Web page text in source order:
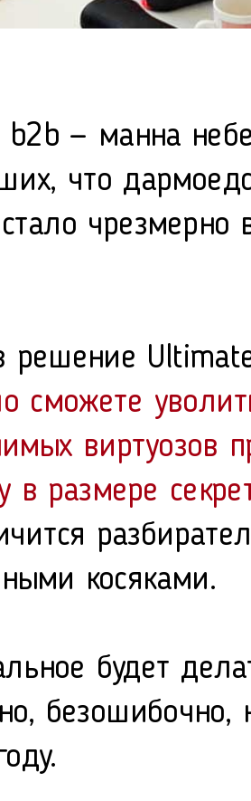
— манна
что
решение
сможете
виртуозов
в размере
косяками.
будет